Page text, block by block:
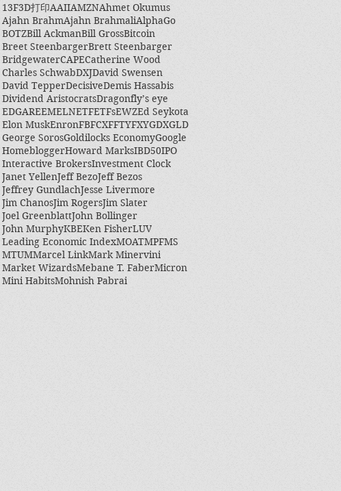
13F3D打印AAIIAMZNAhmet Okumus
Ajahn BrahmAjahn BrahmaliAlphaGo
BOTZBill AckmanBill GrossBitcoin
Breet SteenbargerBrett Steenbarger
BridgewaterCAPECatherine Wood
Charles SchwabDXJDavid Swensen
David TepperDecisiveDemis Hassabis
Dividend AristocratsDragonfly’s eye
EDGAREEMELNETFETFsEWZEd Seykota
Elon MuskEnronFBFCXFFTYFXYGDXGLD
George SorosGoldilocks EconomyGoogle
HomebloggerHoward MarksIBD50IPO
Interactive BrokersInvestment Clock
Janet YellenJeff BezoJeff Bezos
Jeffrey GundlachJesse Livermore
Jim ChanosJim RogersJim Slater
Joel GreenblattJohn Bollinger
John MurphyKBEKen FisherLUV
Leading Economic IndexMOATMPFMS
MTUMMarcel LinkMark Minervini
Market WizardsMebane T. FaberMicron
Mini HabitsMohnish Pabrai